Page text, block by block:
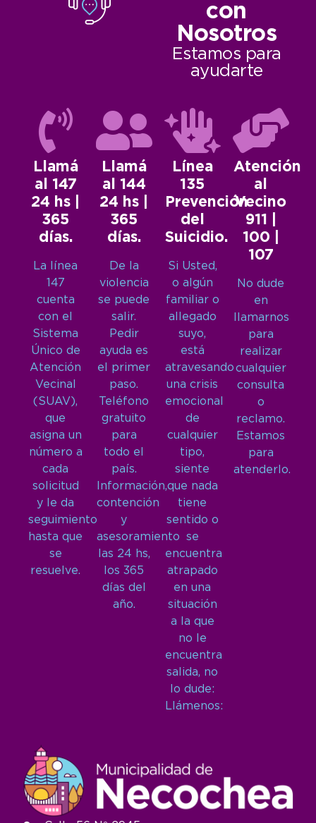
con
Nosotros
Estamos para
ayudarte
Llamá
al 147
24 hs |
365
días.
La línea
147
cuenta
con el
Sistema
Único de
Atención
Vecinal
(SUAV),
que
asigna un
número a
cada
solicitud
y le da
seguimiento
hasta que
se
resuelve.
Llamá
al 144
24 hs |
365
días.
De la
violencia
se puede
salir.
Pedir
ayuda es
el primer
paso.
Teléfono
gratuito
para
todo el
país.
Información,
contención
y
asesoramiento
las 24 hs,
los 365
días del
año.
Línea
135
Prevención
del
Suicidio.
Si Usted,
o algún
familiar o
allegado
suyo,
está
atravesando
una crisis
emocional
de
cualquier
tipo,
siente
que nada
tiene
sentido o
se
encuentra
atrapado
en una
situación
a la que
no le
encuentra
salida, no
lo dude:
Llámenos:
Atención
al
Vecino
911 |
100 |
107
No dude
en
llamarnos
para
realizar
cualquier
consulta
o
reclamo.
Estamos
para
atenderlo.